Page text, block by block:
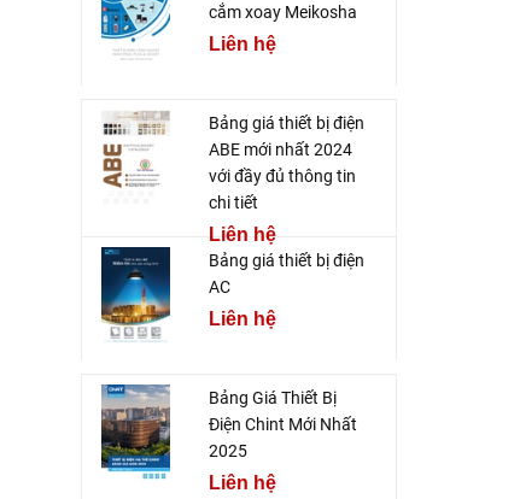
cắm xoay Meikosha
Liên hệ
Bảng giá thiết bị điện
ABE mới nhất 2024
với đầy đủ thông tin
chi tiết
Liên hệ
Bảng giá thiết bị điện
AC
Liên hệ
Bảng Giá Thiết Bị
Điện Chint Mới Nhất
2025
Liên hệ